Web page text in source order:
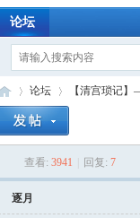
论坛
论坛
›
【清宫琐记
查看: 3941 回复: 7
逐月